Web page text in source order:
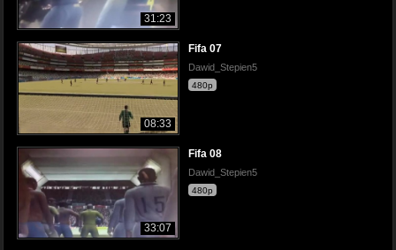
31:23
08:33
Fifa 07
Dawid_Stepien5
480p
33:07
Fifa 08
Dawid_Stepien5
480p